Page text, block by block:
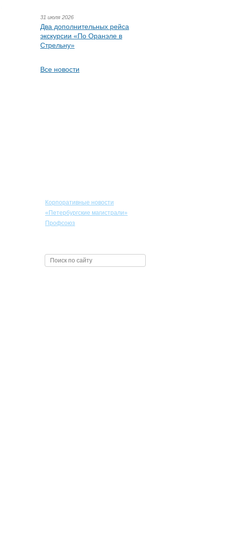
31 июля 2026
Два дополнительных рейса
экскурсии «По Оранэле в
Стрельну»
Все новости
Корпоративные новости
«Петербургские магистрали»
Профсоюз